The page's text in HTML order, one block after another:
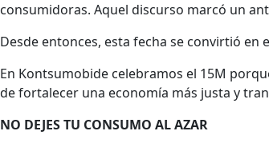
consumidoras. Aquel discurso marcó un
Desde entonces, esta fecha se convirtió
En Kontsumobide celebramos el 15M
de fortalecer una economía más justa y
NO DEJES TU CONSUMO AL AZAR